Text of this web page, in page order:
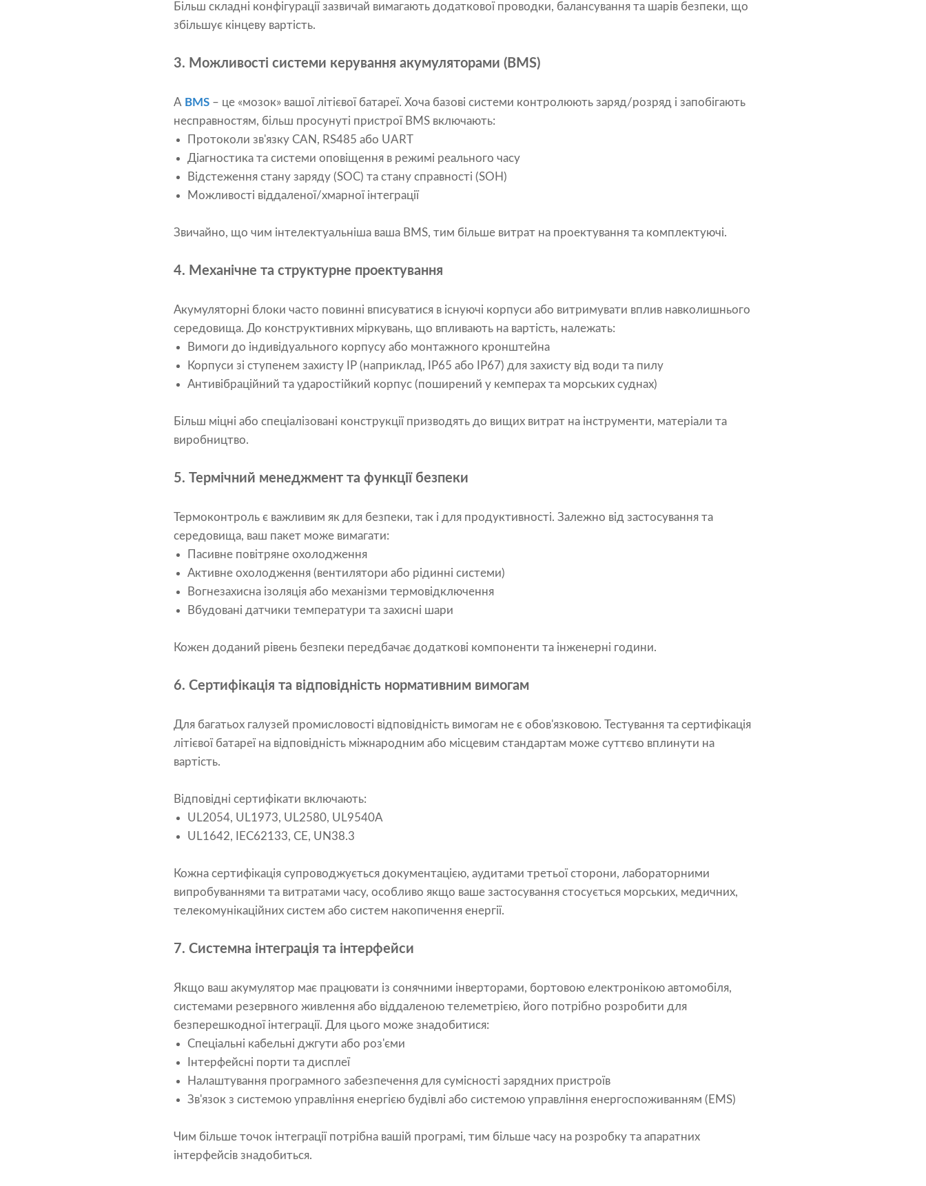
Більш складні конфігурації зазвичай вимагають додаткової проводки, балансування та шарів безпеки, що
збільшує кінцеву вартість.
3. Можливості системи керування акумуляторами (BMS)
A BMS – це «мозок» вашої літієвої батареї. Хоча базові системи контролюють заряд/розряд і запобігають
несправностям, більш просунуті пристрої BMS включають:
Протоколи зв'язку CAN, RS485 або UART
Діагностика та системи оповіщення в режимі реального часу
Відстеження стану заряду (SOC) та стану справності (SOH)
Можливості віддаленої/хмарної інтеграції
Звичайно, що чим інтелектуальніша ваша BMS, тим більше витрат на проектування та комплектуючі.
4. Механічне та структурне проектування
Акумуляторні блоки часто повинні вписуватися в існуючі корпуси або витримувати вплив навколишнього
середовища. До конструктивних міркувань, що впливають на вартість, належать:
Вимоги до індивідуального корпусу або монтажного кронштейна
Корпуси зі ступенем захисту IP (наприклад, IP65 або IP67) для захисту від води та пилу
Антивібраційний та ударостійкий корпус (поширений у кемперах та морських суднах)
Більш міцні або спеціалізовані конструкції призводять до вищих витрат на інструменти, матеріали та
виробництво.
5. Термічний менеджмент та функції безпеки
Термоконтроль є важливим як для безпеки, так і для продуктивності. Залежно від застосування та
середовища, ваш пакет може вимагати:
Пасивне повітряне охолодження
Активне охолодження (вентилятори або рідинні системи)
Вогнезахисна ізоляція або механізми термовідключення
Вбудовані датчики температури та захисні шари
Кожен доданий рівень безпеки передбачає додаткові компоненти та інженерні години.
6. Сертифікація та відповідність нормативним вимогам
Для багатьох галузей промисловості відповідність вимогам не є обов'язковою. Тестування та сертифікація
літієвої батареї на відповідність міжнародним або місцевим стандартам може суттєво вплинути на
вартість.
Відповідні сертифікати включають:
UL2054, UL1973, UL2580, UL9540A
UL1642, IEC62133, CE, UN38.3
Кожна сертифікація супроводжується документацією, аудитами третьої сторони, лабораторними
випробуваннями та витратами часу, особливо якщо ваше застосування стосується морських, медичних,
телекомунікаційних систем або систем накопичення енергії.
7. Системна інтеграція та інтерфейси
Якщо ваш акумулятор має працювати із сонячними інверторами, бортовою електронікою автомобіля,
системами резервного живлення або віддаленою телеметрією, його потрібно розробити для
безперешкодної інтеграції. Для цього може знадобитися:
Спеціальні кабельні джгути або роз'єми
Інтерфейсні порти та дисплеї
Налаштування програмного забезпечення для сумісності зарядних пристроїв
Зв'язок з системою управління енергією будівлі або системою управління енергоспоживанням (EMS)
Чим більше точок інтеграції потрібна вашій програмі, тим більше часу на розробку та апаратних
інтерфейсів знадобиться.